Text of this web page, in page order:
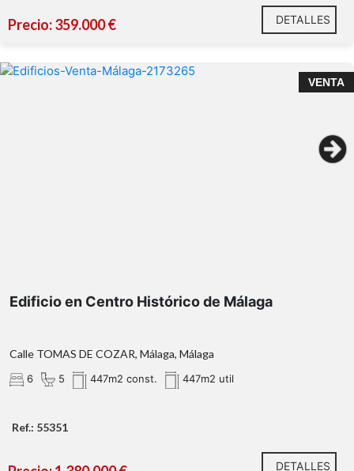
Precio: 359.000 € DETALLES
VENTA
Edificio en Centro Histórico de Málaga
Calle TOMAS DE COZAR, Málaga, Málaga
6 5 447m2 const. 447m2 util
Ref.: 55351
DETALLES